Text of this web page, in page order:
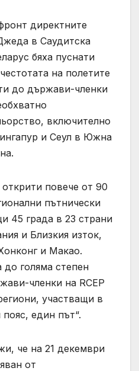
директните
в Саудитска
бяха пуснати
на полетите
до държави-членки
включително
и Сеул в Южна
повече от 90
пътнически
45 града в 23 страни
и Близкия изток,
и Макао.
голяма степен
членки на RCEP
участващи в
един път“.
че на 21 декември
от